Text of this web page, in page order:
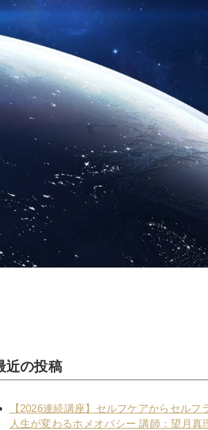
近の投稿
【2026連続講座】セルフケアからセルフ
人生が変わるホメオパシー 講師：望月真